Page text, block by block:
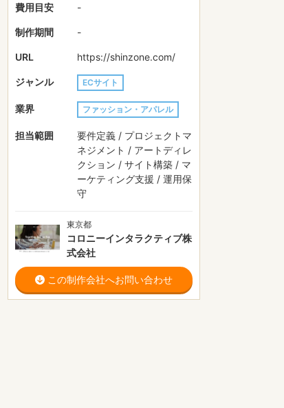
費用目安 -
制作期間 -
URL https://shinzone.com/
ジャンル ECサイト
業界 ファッション・アパレル
担当範囲
要件定義 / プロジェクトマ
ネジメント / アートディレ
クション / サイト構築 / マ
ーケティング支援 / 運用保
守
東京都
コロニーインタラクティブ株
式会社
この制作会社へお問い合わせ